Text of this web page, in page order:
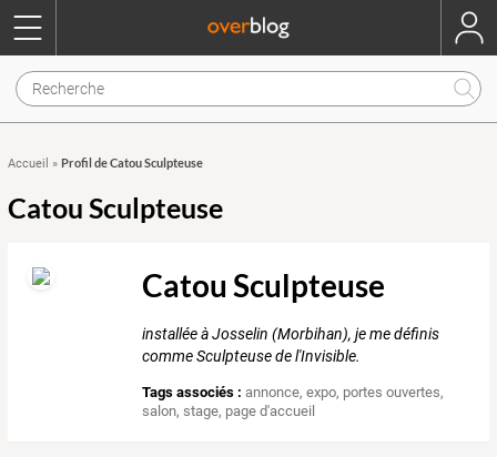
Accueil » Profil de Catou Sculpteuse
Catou Sculpteuse
Catou Sculpteuse
installée à Josselin (Morbihan), je me définis
comme Sculpteuse de l'Invisible.
Tags associés : annonce,expo, portes ouvertes,
salon,stage, page d'accueil